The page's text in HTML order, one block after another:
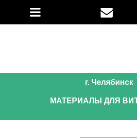
г. Челябинск
МАТЕРИАЛЫ ДЛЯ